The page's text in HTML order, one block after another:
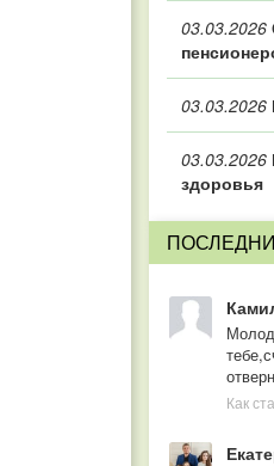
03.03.2026
03.03.2026
03.03.2026
здоровья
Как